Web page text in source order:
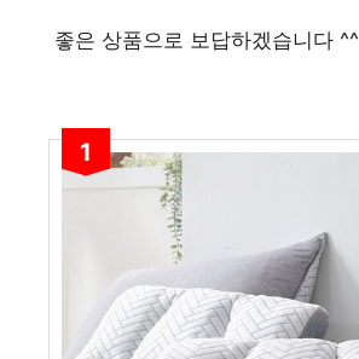
좋은 상품으로 보답하겠습니다 ^^
1